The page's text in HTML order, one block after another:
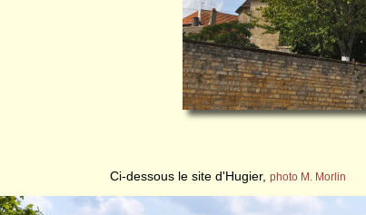
Ci-dessous le site d'Hugier, photo M. Morlin